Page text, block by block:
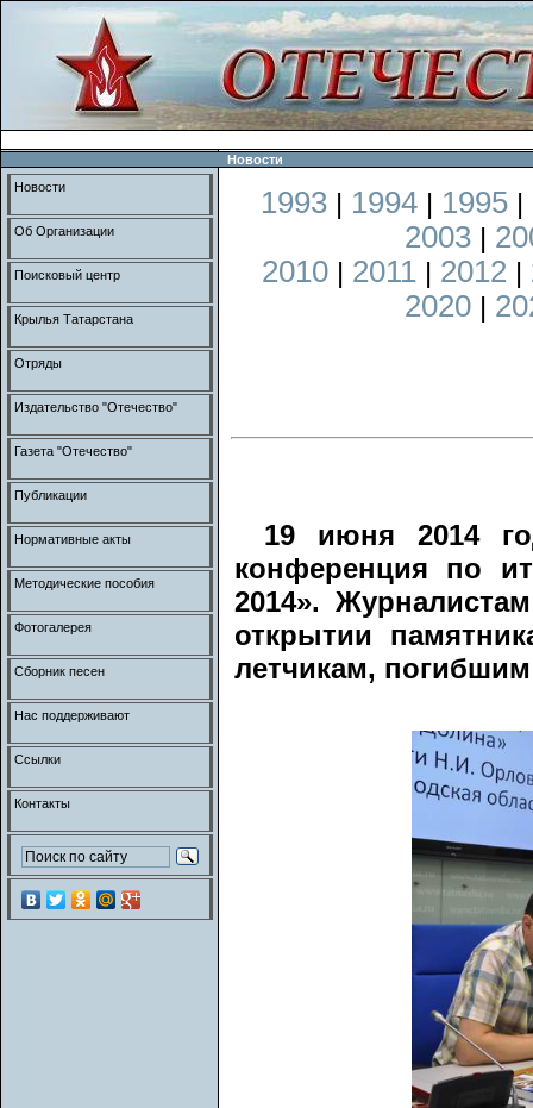
Новости
1993 | 1994 | 1995 |
2003 |
2010 | 2011 | 2012 |
2020 |
19 июня 2014
конференция по
2014».
открытии
летчикам,
Новости
Об Организации
Поисковый центр
Крылья Татарстана
Отряды
Издательство "Отечество"
Газета "Отечество"
Публикации
Нормативные акты
Методические пособия
Фотогалерея
Сборник песен
Нас поддерживают
Ссылки
Контакты